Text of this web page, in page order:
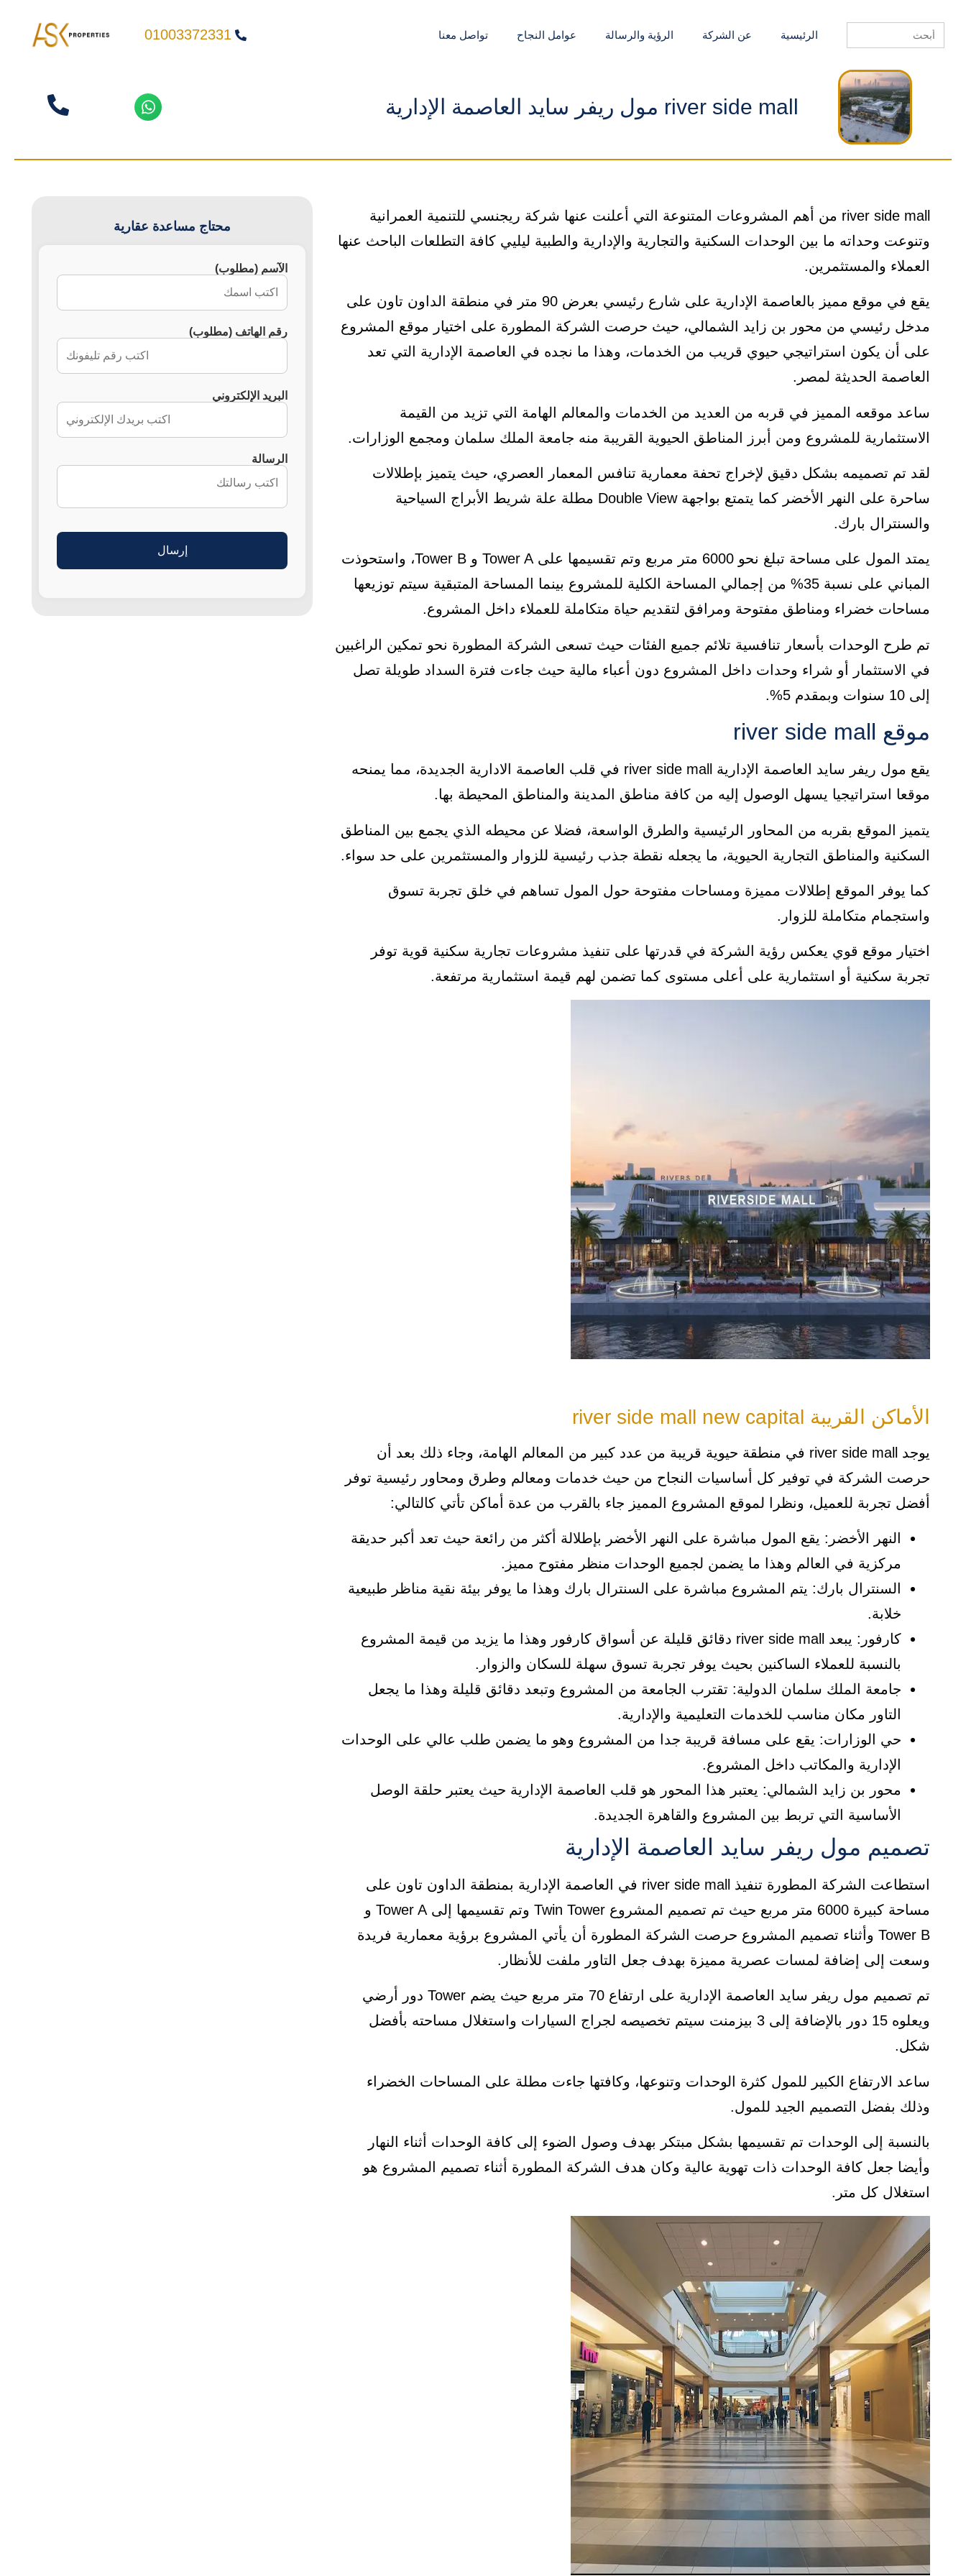
Search
for:
الرئيسية عن الشركة الرؤية والرسالة عوامل النجاح تواصل معنا 01003372331
river side mall مول ريفر سايد العاصمة الإدارية
river side mall من أهم المشروعات المتنوعة التي أعلنت عنها شركة ريجنسي للتنمية العمرانية
وتنوعت وحداته ما بين الوحدات السكنية والتجارية والإدارية والطبية ليليي كافة التطلعات الباحث عنها
العملاء والمستثمرين.
يقع في موقع مميز بالعاصمة الإدارية على شارع رئيسي بعرض 90 متر في منطقة الداون تاون على
مدخل رئيسي من محور بن زايد الشمالي، حيث حرصت الشركة المطورة على اختيار موقع المشروع
على أن يكون استراتيجي حيوي قريب من الخدمات، وهذا ما نجده في العاصمة الإدارية التي تعد
العاصمة الحديثة لمصر.
ساعد موقعه المميز في قربه من العديد من الخدمات والمعالم الهامة التي تزيد من القيمة
الاستثمارية للمشروع ومن أبرز المناطق الحيوية القريبة منه جامعة الملك سلمان ومجمع الوزارات.
لقد تم تصميمه بشكل دقيق لإخراج تحفة معمارية تنافس المعمار العصري، حيث يتميز بإطلالات
ساحرة على النهر الأخضر كما يتمتع بواجهة Double View مطلة علة شريط الأبراج السياحية
والسنترال بارك.
يمتد المول على مساحة تبلغ نحو 6000 متر مربع وتم تقسيمها على Tower A و Tower B، واستحوذت
المباني على نسبة 35% من إجمالي المساحة الكلية للمشروع بينما المساحة المتبقية سيتم توزيعها
مساحات خضراء ومناطق مفتوحة ومرافق لتقديم حياة متكاملة للعملاء داخل المشروع.
تم طرح الوحدات بأسعار تنافسية تلائم جميع الفئات حيث تسعى الشركة المطورة نحو تمكين الراغبين
في الاستثمار أو شراء وحدات داخل المشروع دون أعباء مالية حيث جاءت فترة السداد طويلة تصل
إلى 10 سنوات وبمقدم 5%.
موقع river side mall
يقع مول ريفر سايد العاصمة الإدارية river side mall في قلب العاصمة الادارية الجديدة، مما يمنحه
موقعا استراتيجيا يسهل الوصول إليه من كافة مناطق المدينة والمناطق المحيطة بها.
يتميز الموقع بقربه من المحاور الرئيسية والطرق الواسعة، فضلا عن محيطه الذي يجمع بين المناطق
السكنية والمناطق التجارية الحيوية، ما يجعله نقطة جذب رئيسية للزوار والمستثمرين على حد سواء.
كما يوفر الموقع إطلالات مميزة ومساحات مفتوحة حول المول تساهم في خلق تجربة تسوق
واستجمام متكاملة للزوار.
اختيار موقع قوي يعكس رؤية الشركة في قدرتها على تنفيذ مشروعات تجارية سكنية قوية توفر
تجربة سكنية أو استثمارية على أعلى مستوى كما تضمن لهم قيمة استثمارية مرتفعة.
الأماكن القريبة river side mall new capital
يوجد river side mall في منطقة حيوية قريبة من عدد كبير من المعالم الهامة، وجاء ذلك بعد أن
حرصت الشركة في توفير كل أساسيات النجاح من حيث خدمات ومعالم وطرق ومحاور رئيسية توفر
أفضل تجربة للعميل، ونظرا لموقع المشروع المميز جاء بالقرب من عدة أماكن تأتي كالتالي:
النهر الأخضر: يقع المول مباشرة على النهر الأخضر بإطلالة أكثر من رائعة حيث تعد أكبر حديقة
مركزية في العالم وهذا ما يضمن لجميع الوحدات منظر مفتوح مميز.
السنترال بارك: يتم المشروع مباشرة على السنترال بارك وهذا ما يوفر بيئة نقية مناظر طبيعية
خلابة.
كارفور: يبعد river side mall دقائق قليلة عن أسواق كارفور وهذا ما يزيد من قيمة المشروع
بالنسبة للعملاء الساكنين بحيث يوفر تجربة تسوق سهلة للسكان والزوار.
جامعة الملك سلمان الدولية: تقترب الجامعة من المشروع وتبعد دقائق قليلة وهذا ما يجعل
التاور مكان مناسب للخدمات التعليمية والإدارية.
حي الوزارات: يقع على مسافة قريبة جدا من المشروع وهو ما يضمن طلب عالي على الوحدات
الإدارية والمكاتب داخل المشروع.
محور بن زايد الشمالي: يعتبر هذا المحور هو قلب العاصمة الإدارية حيث يعتبر حلقة الوصل
الأساسية التي تربط بين المشروع والقاهرة الجديدة.
تصميم مول ريفر سايد العاصمة الإدارية
استطاعت الشركة المطورة تنفيذ river side mall في العاصمة الإدارية بمنطقة الداون تاون على
مساحة كبيرة 6000 متر مربع حيث تم تصميم المشروع Twin Tower وتم تقسيمها إلى Tower A و
Tower B وأثناء تصميم المشروع حرصت الشركة المطورة أن يأتي المشروع برؤية معمارية فريدة
وسعت إلى إضافة لمسات عصرية مميزة بهدف جعل التاور ملفت للأنظار.
تم تصميم مول ريفر سايد العاصمة الإدارية على ارتفاع 70 متر مربع حيث يضم Tower دور أرضي
ويعلوه 15 دور بالإضافة إلى 3 بيزمنت سيتم تخصيصه لجراج السيارات واستغلال مساحته بأفضل
شكل.
ساعد الارتفاع الكبير للمول كثرة الوحدات وتنوعها، وكافتها جاءت مطلة على المساحات الخضراء
وذلك بفضل التصميم الجيد للمول.
بالنسبة إلى الوحدات تم تقسيمها بشكل مبتكر بهدف وصول الضوء إلى كافة الوحدات أثناء النهار
وأيضا جعل كافة الوحدات ذات تهوية عالية وكان هدف الشركة المطورة أثناء تصميم المشروع هو
استغلال كل متر.
محتاج مساعدة عقارية
الآسم (مطلوب)
رقم الهاتف (مطلوب)
البريد الإلكتروني
الرسالة